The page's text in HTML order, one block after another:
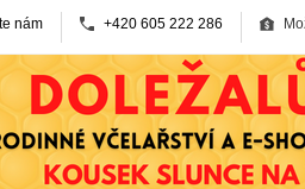
nám +420 605 222 286